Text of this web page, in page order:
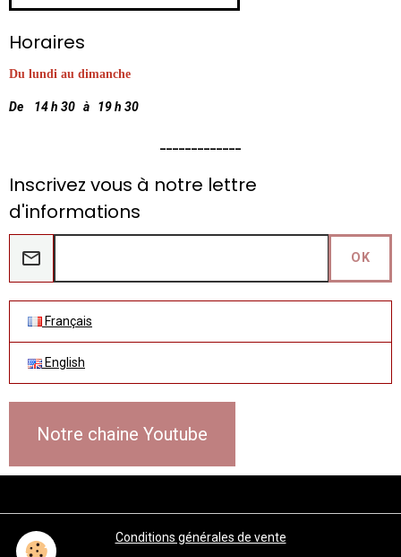
Horaires
Du lundi au dimanche
De 14 h 30 à 19 h 30
Inscrivez vous à notre lettre
d'informations
OK
Français
English
Notre chaine Youtube
Conditions générales de vente